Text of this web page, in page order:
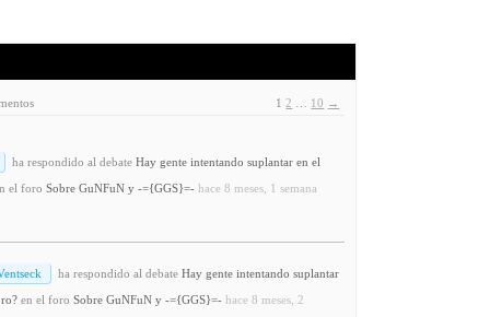
1 2 10 →
ha respondido al debate Hay gente intentando suplantar en el
el foro Sobre GuNFuN y -={GGS}=- hace 8 meses, 1 semana
ha respondido al debate Hay gente intentando suplantar
en el foro Sobre GuNFuN y -={GGS}=- hace 8 meses, 2